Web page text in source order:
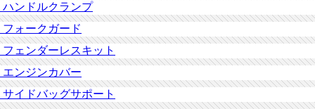
ハンドルクランプ
フォークガード
フェンダーレスキット
エンジンカバー
サイドバッグサポート